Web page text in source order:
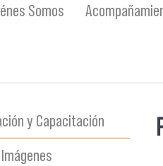
Somos
y Capacitación